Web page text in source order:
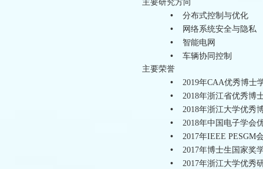
主要研究方向
• 分布式控制与优化
• 网络系统安全与隐私
• 智能电网
•
车辆协同控制
主要荣誉
• 2019年CAA优秀博士
• 2018年浙江省优秀博
• 2018年浙江大学优秀
• 2018年中国电子学会
• 2017年IEEE PESGM
• 2017年博士生国家奖
• 2017年浙江大学优秀